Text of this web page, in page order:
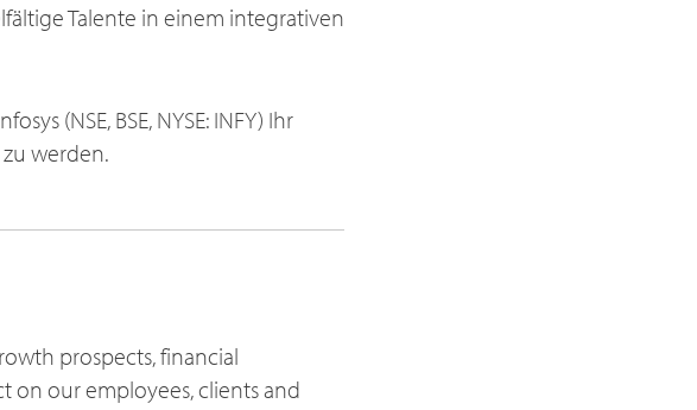
Talente in einem integrativen
(NSE, BSE, NYSE: INFY) Ihr
werden.
prospects, financial
on our employees, clients and